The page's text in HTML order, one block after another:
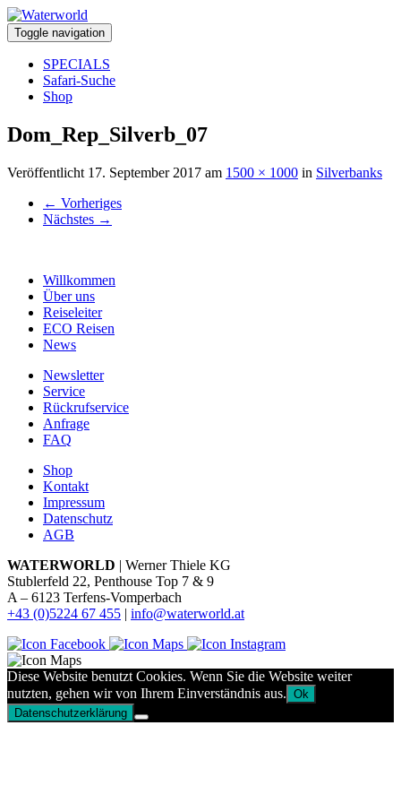
Toggle navigation
SPECIALS
Safari-Suche
Shop
Dom_Rep_Silverb_07
Veröffentlicht 17. September 2017 am 1500 × 1000 in Silverbanks
← Vorheriges
Nächstes →
Willkommen
Über uns
Reiseleiter
ECO Reisen
News
Newsletter
Service
Rückrufservice
Anfrage
FAQ
Shop
Kontakt
Impressum
Datenschutz
AGB
WATERWORLD | Werner Thiele KG
Stublerfeld 22, Penthouse Top 7 & 9
A – 6123 Terfens-Vomperbach
+43 (0)5224 67 455 | info@waterworld.at
Diese Website benutzt Cookies. Wenn Sie die Website weiter
nutzten, gehen wir von Ihrem Einverständnis aus. Ok
Datenschutzerklärung